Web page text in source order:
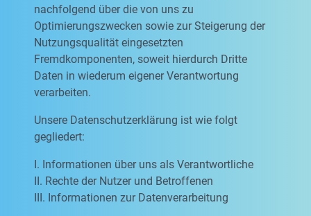
nachfolgend über die von uns zu
Optimierungszwecken sowie zur Steigerung der
Nutzungsqualität eingesetzten
Fremdkomponenten, soweit hierdurch Dritte
Daten in wiederum eigener Verantwortung
verarbeiten.
Unsere Datenschutzerklärung ist wie folgt
gegliedert:
I. Informationen über uns als Verantwortliche
II. Rechte der Nutzer und Betroffenen
III. Informationen zur Datenverarbeitung